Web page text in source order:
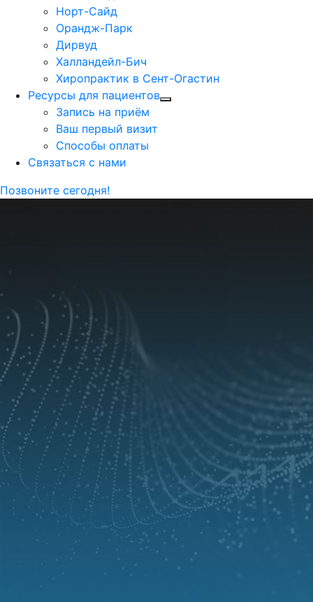
Норт-Сайд
Орандж-Парк
Дирвуд
Халландейл-Бич
Хиропрактик в Сент-Огастин
Ресурсы для пациентов
Запись на приём
Ваш первый визит
Способы оплаты
Связаться с нами
Позвоните сегодня!